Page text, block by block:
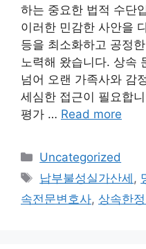
하는 중요한 법적 수단
이러한 민감한 사안을
등을 최소화하고 공정
노력해 왔습니다. 상속
넘어 오랜 가족사와 감
세심한 접근이 필요합
평가 … Read more
Categories
Uncategorized
Tags
납부불성실가산세 ,
속전문변호사, 상속한